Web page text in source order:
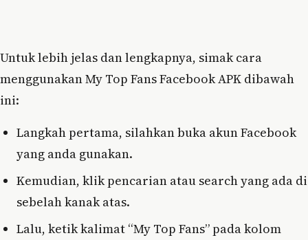
Untuk lebih jelas dan lengkapnya, simak cara
menggunakan My Top Fans Facebook APK dibawah
ini:
Langkah pertama, silahkan buka akun Facebook
yang anda gunakan.
Kemudian, klik pencarian atau search yang ada di
sebelah kanak atas.
Lalu, ketik kalimat “My Top Fans” pada kolom